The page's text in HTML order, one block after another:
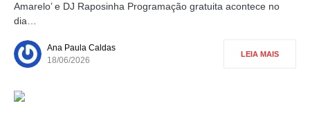
Amarelo’ e DJ Raposinha Programação gratuita acontece no
dia…
Ana Paula Caldas
18/06/2026
LEIA MAIS